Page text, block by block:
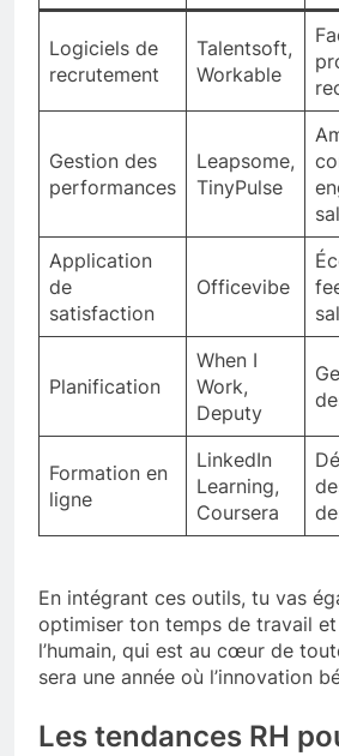
Logiciels de
recrutement
Talentsoft,
Workable
Gestion des
performances
Leapsome,
TinyPulse
Application
de
satisfaction
Officevibe
Planification
When I
Work,
Deputy
Formation en
ligne
LinkedIn
Learning,
Coursera
En intégrant ces outils, tu vas
optimiser ton temps de travail
l’humain, qui est au cœur de
sera une année où l’innovation
Les tendances RH